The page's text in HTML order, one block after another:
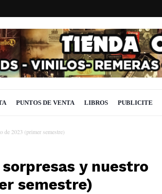
PUNTOS DE VENTA LIBROS PUBLICITE
de 2023 (primer semestre)
y nuestro
semestre)